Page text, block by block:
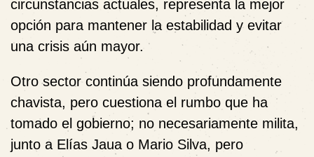
circunstancias actuales, representa la mejor
opción para mantener la estabilidad y evitar
una crisis aún mayor.
Otro sector continúa siendo profundamente
chavista, pero cuestiona el rumbo que ha
tomado el gobierno; no necesariamente milita,
junto a Elías Jaua o Mario Silva, pero